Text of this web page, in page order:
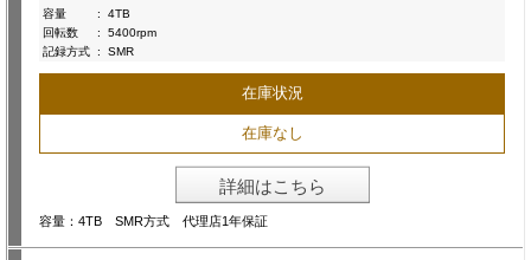
容量
:
4TB
回転数
:
5400rpm
記録方式 : SMR
在庫状況
在庫なし
詳細はこちら
容量：4TB SMR方式 代理店1年保証